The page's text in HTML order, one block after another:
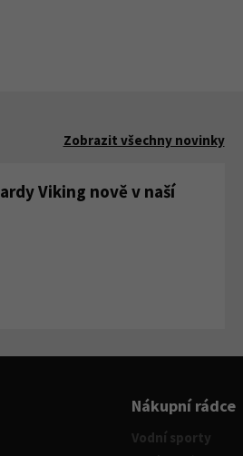
Zobrazit všechny novinky
Viking nově v naší
Nákupní rádce
Vodní sporty